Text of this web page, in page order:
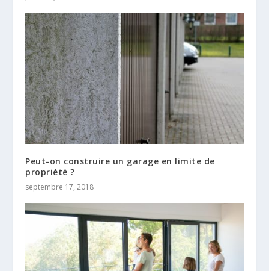
Peut-on construire un garage en limite de
propriété ?
septembre 17, 2018